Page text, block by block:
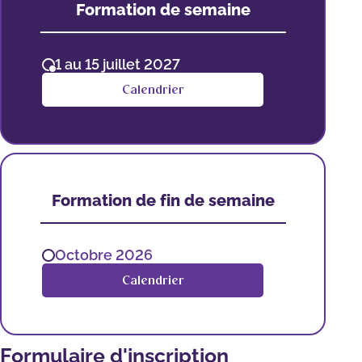
Formation de semaine
1 au 15 juillet 2027
Calendrier
Formation de fin de semaine
Octobre 2026
Calendrier
Formulaire d'inscription